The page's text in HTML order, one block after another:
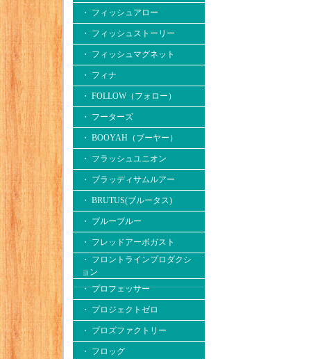
・ フィッシュアロー
・ フィッシュストーリー
・ フィッシュマグネット
・ フィナ
・ FOLLOW（フォロー）
・ フーターズ
・ BOOYAH（ブーヤー）
・ フラッシュユニオン
・ ブラッディサムルアー
・ BRUTUS(ブルータス)
・ ブルーブルー
・ フレッドアーボガスト
・ フロントラインプロダクシ
ョン
・ プロフェッサー
・ プロジェクトゼロ
・ プロズファクトリー
・ フロッグ